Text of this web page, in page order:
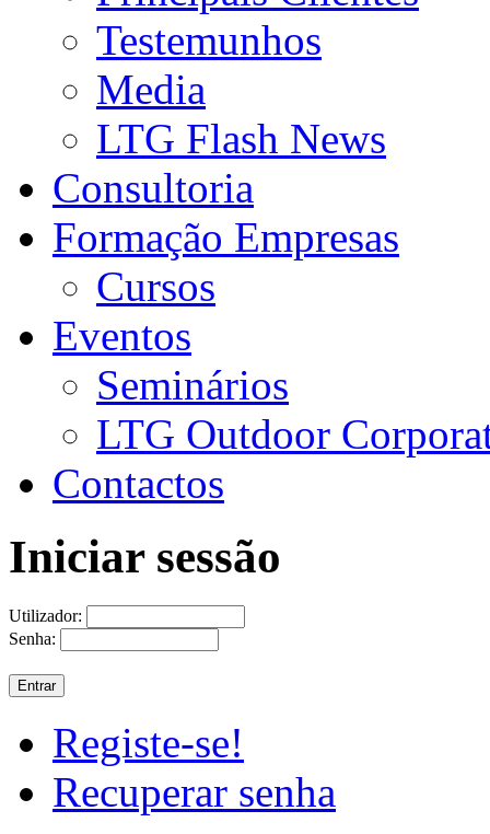
Testemunhos
Media
LTG Flash News
Consultoria
Formação Empresas
Cursos
Eventos
Seminários
LTG Outdoor
Contactos
Iniciar sessão
Utilizador:
Senha:
Registe-se!
Recuperar senha